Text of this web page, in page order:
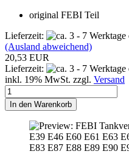
original FEBI Teil
Lieferzeit:
(Ausland abweichend)
20,53 EUR
Lieferzeit:
inkl. 19% MwSt. zzgl. Versand
In den Warenkorb